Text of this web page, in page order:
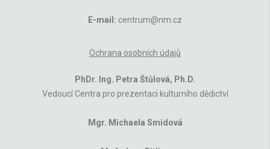
E-mail: centrum@nm.cz
Ochrana osobních údajů
PhDr. Ing. Petra Štůlová, Ph.D.
Vedoucí Centra pro prezentaci kulturního dědictví
Mgr. Michaela Smidová